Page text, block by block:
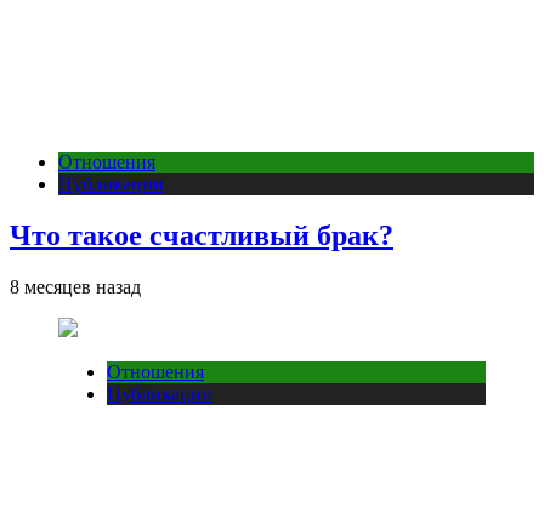
Отношения
Публикации
Что такое счастливый брак?
8 месяцев назад
Отношения
Публикации